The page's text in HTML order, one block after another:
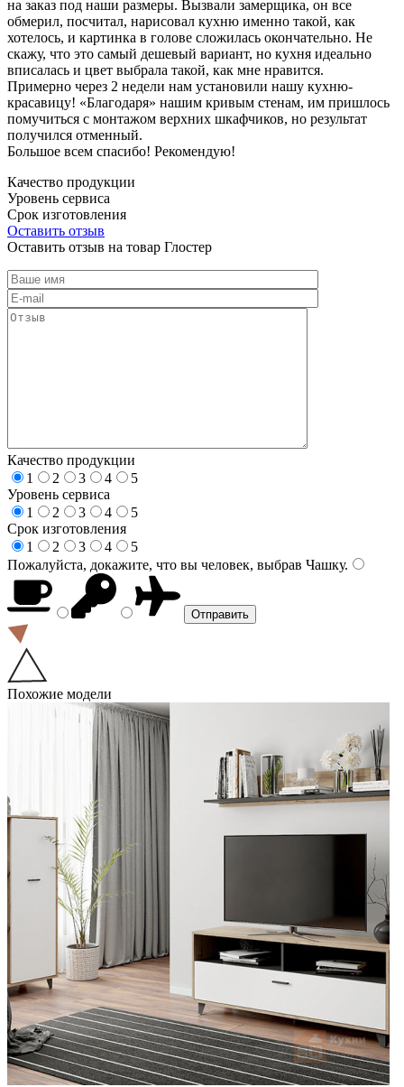
на заказ под наши размеры. Вызвали замерщика, он все
обмерил, посчитал, нарисовал кухню именно такой, как
хотелось, и картинка в голове сложилась окончательно. Не
скажу, что это самый дешевый вариант, но кухня идеально
вписалась и цвет выбрала такой, как мне нравится.
Примерно через 2 недели нам установили нашу кухню-
красавицу! «Благодаря» нашим кривым стенам, им пришлось
помучиться с монтажом верхних шкафчиков, но результат
получился отменный.
Большое всем спасибо! Рекомендую!
Качество продукции
Уровень сервиса
Срок изготовления
Оставить отзыв
Оставить отзыв на товар Глостер
Качество продукции
1
2 3 4
5
Уровень сервиса
1
2 3 4
5
Срок изготовления
1
2 3 4
5
Пожалуйста, докажите, что вы человек, выбрав Чашку.
Похожие модели